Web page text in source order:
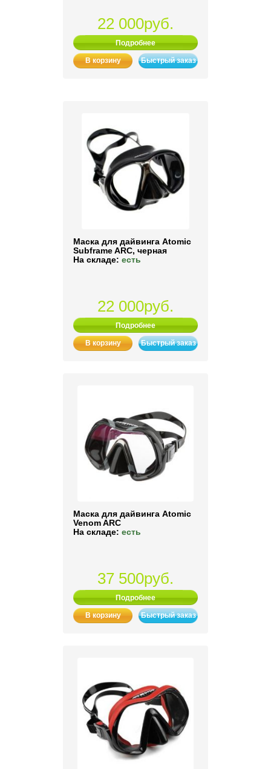
22 000руб.
Подробнее
В корзину Быстрый заказ
Маска для дайвинга Atomic
Subframe ARC, черная
На складе: есть
22 000руб.
Подробнее
В корзину Быстрый заказ
Маска для дайвинга Atomic
Venom ARC
На складе: есть
37 500руб.
Подробнее
В корзину Быстрый заказ